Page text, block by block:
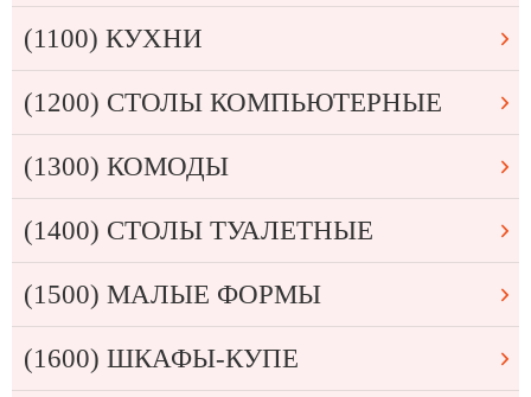
(1100) КУХНИ
(1200) СТОЛЫ КОМПЬЮТЕРНЫЕ
(1300) КОМОДЫ
(1400) СТОЛЫ ТУАЛЕТНЫЕ
(1500) МАЛЫЕ ФОРМЫ
(1600) ШКАФЫ-КУПЕ